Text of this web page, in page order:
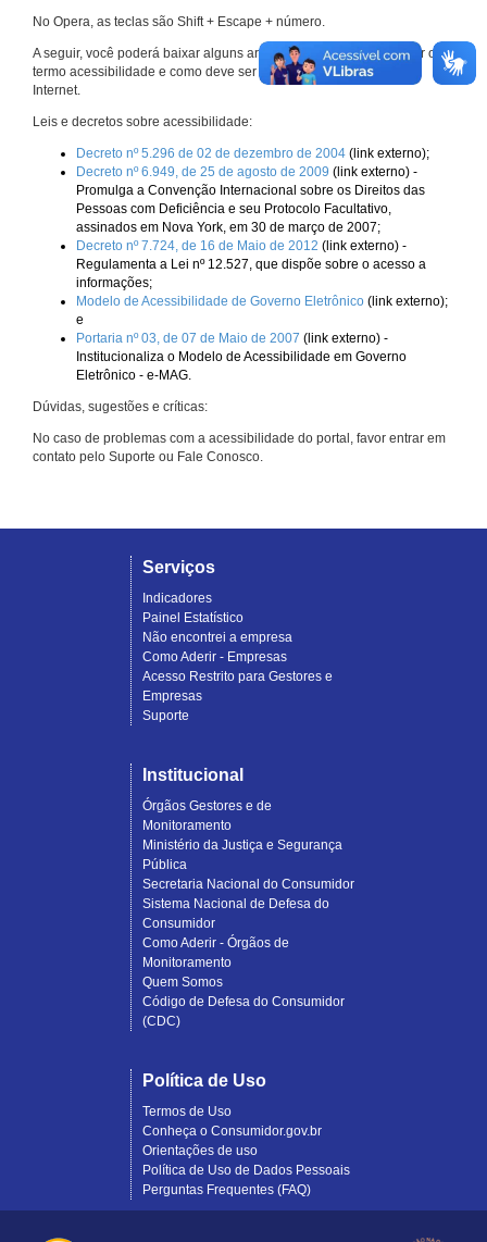
No Opera, as teclas são Shift + Escape + número.
A seguir, você poderá baixar alguns arquivos que explicam melhor o
termo acessibilidade e como deve ser implementado nos sites da
Internet.
Leis e decretos sobre acessibilidade:
Decreto nº 5.296 de 02 de dezembro de 2004 (link externo);
Decreto nº 6.949, de 25 de agosto de 2009 (link externo) -
Promulga a Convenção Internacional sobre os Direitos das
Pessoas com Deficiência e seu Protocolo Facultativo,
assinados em Nova York, em 30 de março de 2007;
Decreto nº 7.724, de 16 de Maio de 2012 (link externo) -
Regulamenta a Lei nº 12.527, que dispõe sobre o acesso a
informações;
Modelo de Acessibilidade de Governo Eletrônico (link externo);
e
Portaria nº 03, de 07 de Maio de 2007 (link externo) -
Institucionaliza o Modelo de Acessibilidade em Governo
Eletrônico - e-MAG.
Dúvidas, sugestões e críticas:
No caso de problemas com a acessibilidade do portal, favor entrar em
contato pelo Suporte ou Fale Conosco.
Serviços
Indicadores
Painel Estatístico
Não encontrei a empresa
Como Aderir - Empresas
Acesso Restrito para Gestores e
Empresas
Suporte
Institucional
Órgãos Gestores e de
Monitoramento
Ministério da Justiça e Segurança
Pública
Secretaria Nacional do Consumidor
Sistema Nacional de Defesa do
Consumidor
Como Aderir - Órgãos de
Monitoramento
Quem Somos
Código de Defesa do Consumidor
(CDC)
Política de Uso
Termos de Uso
Conheça o Consumidor.gov.br
Orientações de uso
Política de Uso de Dados Pessoais
Perguntas Frequentes (FAQ)